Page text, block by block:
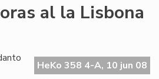
al la Lisbona
HeKo 358 4-A, 10 jun 08